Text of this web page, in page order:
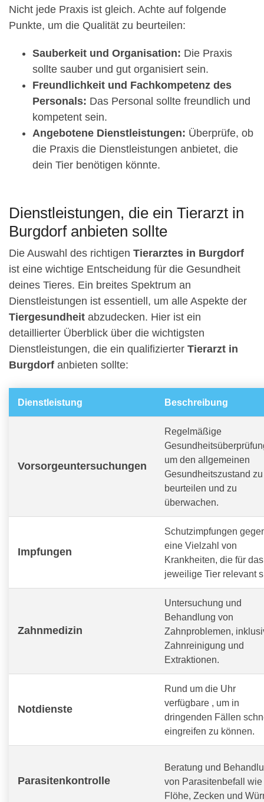
Nicht jede Praxis ist gleich. Achte auf folgende
Punkte, um die Qualität zu beurteilen:
Sauberkeit und Organisation: Die Praxis
sollte sauber und gut organisiert sein.
Freundlichkeit und Fachkompetenz des
Personals: Das Personal sollte freundlich und
kompetent sein.
Angebotene Dienstleistungen: Überprüfe, ob
die Praxis die Dienstleistungen anbietet, die
dein Tier benötigen könnte.
Dienstleistungen, die ein Tierarzt in
Burgdorf anbieten sollte
Die Auswahl des richtigen Tierarztes in Burgdorf
ist eine wichtige Entscheidung für die Gesundheit
deines Tieres. Ein breites Spektrum an
Dienstleistungen ist essentiell, um alle Aspekte der
Tiergesundheit abzudecken. Hier ist ein
detaillierter Überblick über die wichtigsten
Dienstleistungen, die ein qualifizierter Tierarzt in
Burgdorf anbieten sollte:
Dienstleistung Beschreibung
Vorsorgeuntersuchungen
Regelmäßige
um den allgemeinen
Gesundheitszustand zu
beurteilen und zu
überwachen.
Impfungen
Schutzimpfungen
eine Vielzahl von
Krankheiten, die für das
jeweilige Tier relevant
Zahnmedizin
Untersuchung und
Behandlung von
Zahnproblemen,
Zahnreinigung und
Extraktionen.
Notdienste
Rund um die Uhr
verfügbare , um in
dringenden Fällen
eingreifen zu können.
Parasitenkontrolle
Beratung und
von Parasitenbefall wie
Flöhe, Zecken und